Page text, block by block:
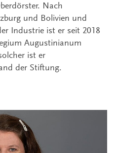
Nach
und Bolivien und
Industrie ist er seit 2018
Augustinianum
ist er
der Stiftung.